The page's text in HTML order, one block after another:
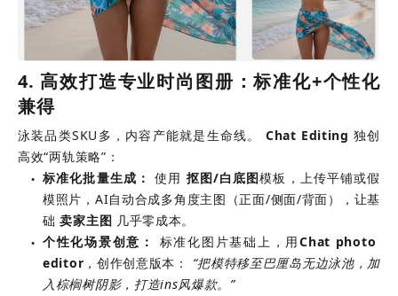
4. 高效打造专业时尚图册：标准化+个性化
兼得
泳装品类SKU多，内容产能就是生命线。 Chat Editing 独创
高效“两轨策略”：
● 标准化批量生成： 使用 抠图/白底图模板，上传平铺或假
模照片，AI自动合成多角度主图（正面/侧面/背面），让基
础 卖家主图 几乎零成本。
● 个性化场景创意： 标准化图片基础上，用Chat photo
editor ，创作创意版本： “把模特移至巴厘岛无边泳池，加
入棕榈树阴影，打造ins风爆款。”